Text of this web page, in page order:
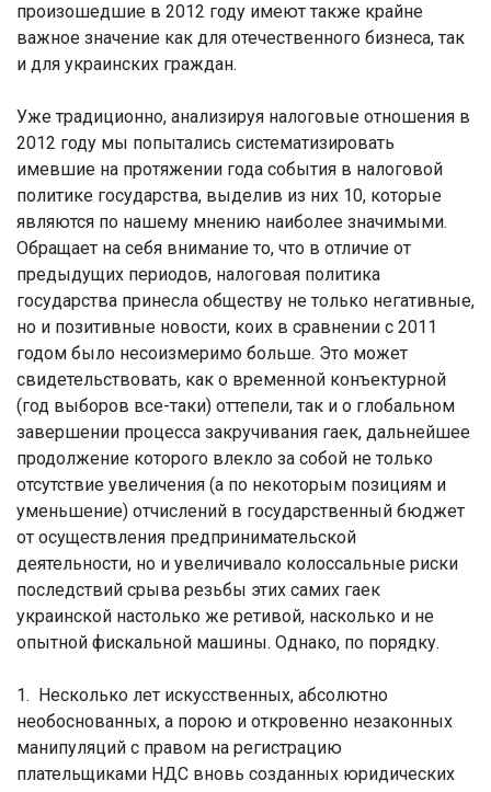
произошедшие в 2012 году имеют также крайне
важное значение как для отечественного бизнеса, так
и для украинских граждан.
Уже традиционно, анализируя налоговые отношения в
2012 году мы попытались систематизировать
имевшие на протяжении года события в налоговой
политике государства, выделив из них 10, которые
являются по нашему мнению наиболее значимыми.
Обращает на себя внимание то, что в отличие от
предыдущих периодов, налоговая политика
государства принесла обществу не только негативные,
но и позитивные новости, коих в сравнении с 2011
годом было несоизмеримо больше. Это может
свидетельствовать, как о временной конъектурной
(год выборов все-таки) оттепели, так и о глобальном
завершении процесса закручивания гаек, дальнейшее
продолжение которого влекло за собой не только
отсутствие увеличения (а по некоторым позициям и
уменьшение) отчислений в государственный бюджет
от осуществления предпринимательской
деятельности, но и увеличивало колоссальные риски
последствий срыва резьбы этих самих гаек
украинской настолько же ретивой, насколько и не
опытной фискальной машины. Однако, по порядку.
1. Несколько лет искусственных, абсолютно
необоснованных, а порою и откровенно незаконных
манипуляций с правом на регистрацию
плательщиками НДС вновь созданных юридических